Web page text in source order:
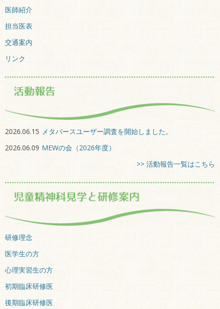
医師紹介
担当医表
交通案内
リンク
2026.06.15 メタバースユーザー調査を開始しました。
2026.06.09 MEWの会（2026年度）
>> 活動報告一覧はこちら
研修理念
医学生の方
心理実習生の方
初期臨床研修医
後期臨床研修医